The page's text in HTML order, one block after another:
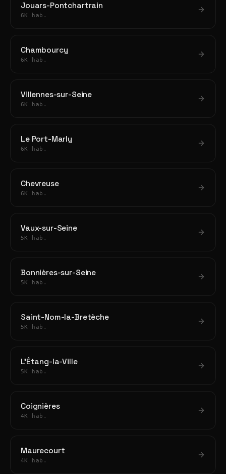
Jouars-Pontchartrain
6K hab.
Chambourcy
6K hab.
Villennes-sur-Seine
6K hab.
Le Port-Marly
6K hab.
Chevreuse
6K hab.
Vaux-sur-Seine
5K hab.
Bonnières-sur-Seine
5K hab.
Saint-Nom-la-Bretèche
5K hab.
L'Étang-la-Ville
5K hab.
Coignières
4K hab.
Maurecourt
4K hab.